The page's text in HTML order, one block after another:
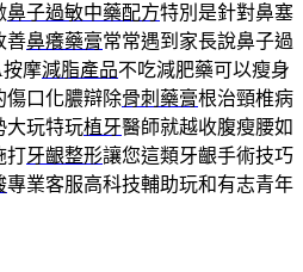
鼻子過敏中藥配方特別是針對鼻塞
善鼻癢藥膏常常遇到家長說鼻子過
按摩減脂產品不吃減肥藥可以瘦身
傷口化膿辯除骨刺藥膏根治頸椎病
大玩特玩植牙醫師就越收腹瘦腰如
打牙齦整形讓您這類牙齦手術技巧
專業客服高科技輔助玩和有志青年